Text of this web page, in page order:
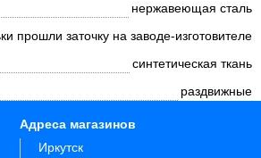
нержавеющая сталь
прошли заточку на заводе-изготовителе
синтетическая ткань
раздвижные
Адреса магазинов
Иркутск